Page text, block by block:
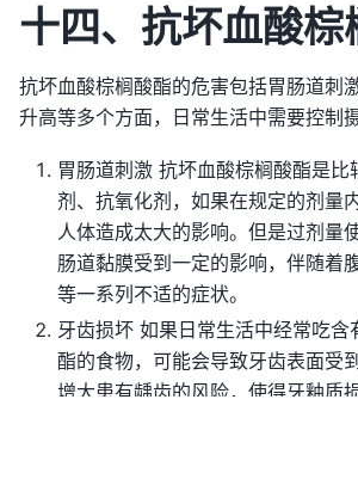
十四、抗坏血酸棕
抗坏血酸棕榈酸酯的危害包括胃肠道刺
升高等多个方面，日常生活中需要控制摄
胃肠道刺激 抗坏血酸棕榈酸酯是比
剂、抗氧化剂，如果在规定的剂量
人体造成太大的影响。但是过剂量
肠道黏膜受到一定的影响，伴随着
等一系列不适的症状。
牙齿损坏 如果日常生活中经常吃含
酯的食物，可能会导致牙齿表面受
增大患有龋齿的风险，使得牙釉质损